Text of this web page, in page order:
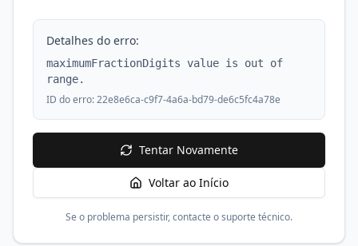
Detalhes do erro:
maximumFractionDigits value is out of
range.
ID do erro:22e8e6ca-c9f7-4a6a-bd79-de6c5fc4a78e
Tentar Novamente
Voltar ao Início
Se o problema persistir, contacte o suporte técnico.